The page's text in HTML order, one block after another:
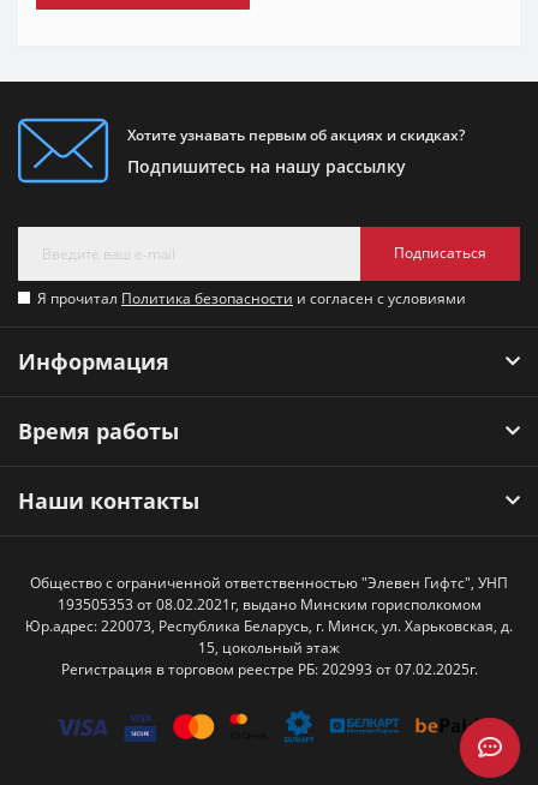
Хотите узнавать первым об акциях и скидках?
Подпишитесь на нашу рассылку
Подписаться
Я прочитал Политика безопасности и согласен с условиями
Информация
Время работы
Наши контакты
Общество с ограниченной ответственностью "Элевен Гифтс", УНП
193505353 от 08.02.2021г, выдано Минским горисполкомом
Юр.адрес: 220073, Республика Беларусь, г. Минск, ул. Харьковская, д.
15, цокольный этаж
Регистрация в торговом реестре РБ: 202993 от 07.02.2025г.